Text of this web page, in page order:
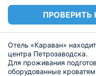
Отель «Караван»
центра Петрозаводска.
Для проживания
оборудованные